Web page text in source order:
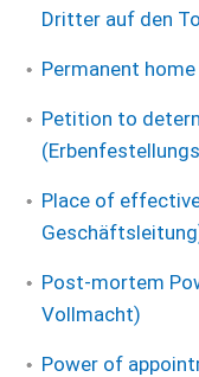
Dritter auf den
Permanent
Petition to
Place of
Post-mortem
Vollmacht)
Power of